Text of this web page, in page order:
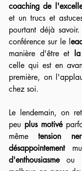
coaching de
et un trucs et
pourtant déjà
conférence sur le l
manière d'être et
celle qui est en
première, on
chez soi.
Le lendemain, on
peu plus motivé
même tension
désappointement
d'enthousiasme ou